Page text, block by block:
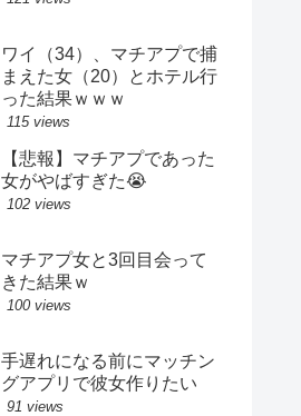
ワイ（34）、マチアプで捕
まえた女（20）とホテル行
った結果ｗｗｗ
115 views
【悲報】マチアプであった
女がやばすぎた😭
102 views
マチアプ女と3回目会って
きた結果ｗ
100 views
手遅れになる前にマッチン
グアプリで彼女作りたい
91 views